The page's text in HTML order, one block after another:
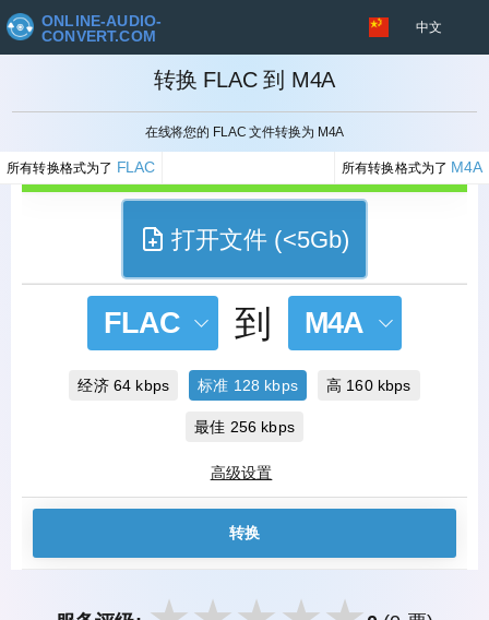
ONLINE-AUDIO-
CONVERT.COM
中文
转换 FLAC 到 M4A
在线将您的 FLAC 文件转换为 M4A
所有转换格式为了 FLAC 所有转换格式为了 M4A
取消
打开文件 (<5Gb)
FLAC 到 M4A
经济 64 kbps 标准 128 kbps 高 160 kbps
最佳 256 kbps
高级设置
转换